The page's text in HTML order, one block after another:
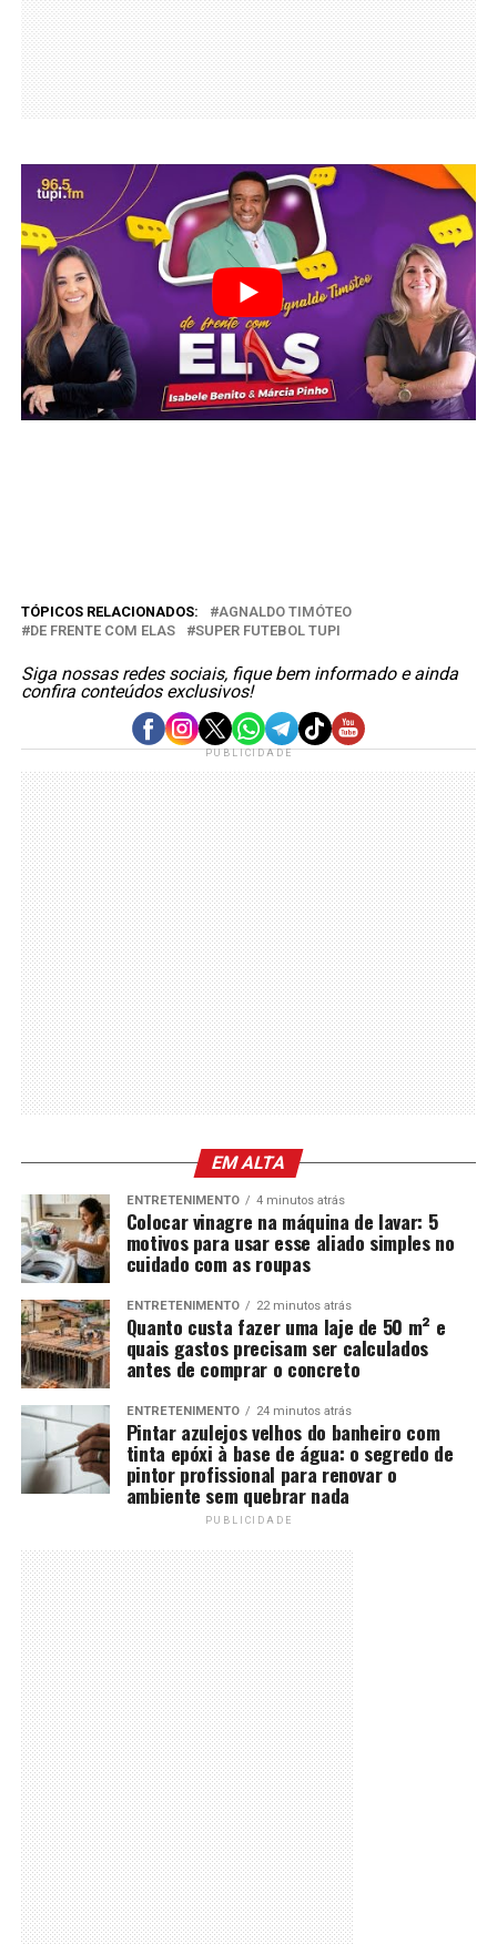
TÓPICOS RELACIONADOS:
AGNALDO TIMÓTEO
DE FRENTE COM ELAS
SUPER FUTEBOL TUPI
Siga nossas redes sociais, fique bem informado e ainda
confira conteúdos exclusivos!
PUBLICIDADE
EM ALTA
ENTRETENIMENTO 4 minutos atrás
Colocar vinagre na máquina de lavar: 5
motivos para usar esse aliado simples no
cuidado com as roupas
ENTRETENIMENTO 22 minutos atrás
Quanto custa fazer uma laje de 50 m² e
quais gastos precisam ser calculados
antes de comprar o concreto
ENTRETENIMENTO 24 minutos atrás
Pintar azulejos velhos do banheiro com
tinta epóxi à base de água: o segredo de
pintor profissional para renovar o
ambiente sem quebrar nada
PUBLICIDADE